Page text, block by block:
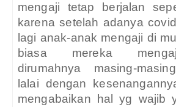
mengaji tetap berjalan
karena setelah adanya
lagi anak-anak mengaji di
biasa mereka
dirumahnya masing-
lalai dengan
mengabaikan hal yg wajib